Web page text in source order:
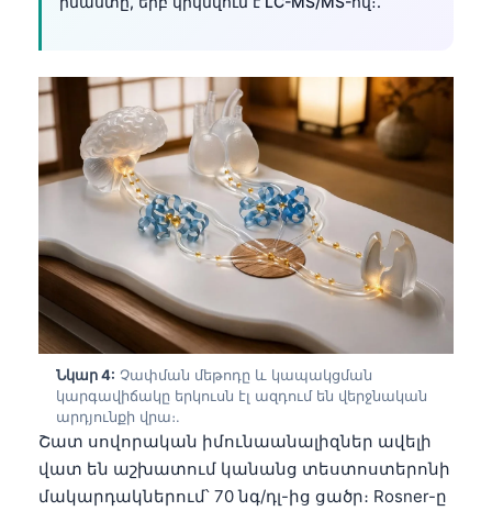
Նկար 4: Չափման մեթոդը և կապակցման
կարգավիճակը երկուսն էլ ազդում են վերջնական
արդյունքի վրա։.
Շատ սովորական իմունաանալիզներ ավելի
վատ են աշխատում կանանց տեստոստերոնի
մակարդակներում՝ 70 նգ/դլ-ից ցածր։ Rosner-ը